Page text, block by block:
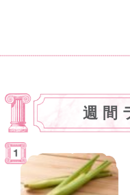
週間